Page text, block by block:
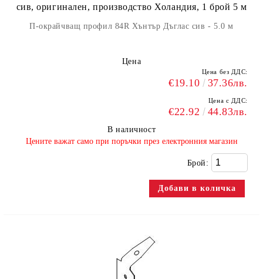
сив, оригинален, производство Холандия, 1 брой 5 м
П-окрайчващ профил 84R Хънтър Дъглас сив - 5.0 м
Цена
Цена без ДДС:
€19.10 37.36лв.
Цена с ДДС:
€22.92 44.83лв.
В наличност
​Цените важат само при поръчки през електронния магазин
Брой: